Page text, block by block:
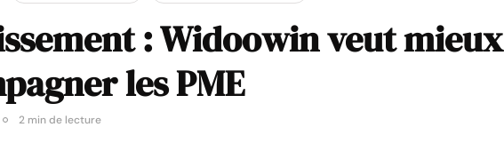
: Widoowin veut mieux
les PME
2 min de lecture